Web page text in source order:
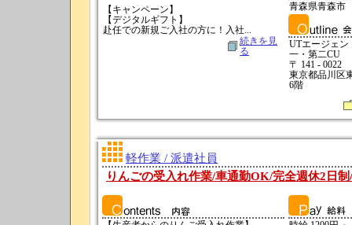
【キャンペーン】
【デジタルギフト】
赴任での新規ご入社の方に！入社...
続きを見
る
青森県青森市
UTエージェ
一・第二CU
〒 141 - 0022
東京都品川区
6階
軽作業 / 派遣社員
りんごの受入れ作業/車通勤OK/完全週休2日